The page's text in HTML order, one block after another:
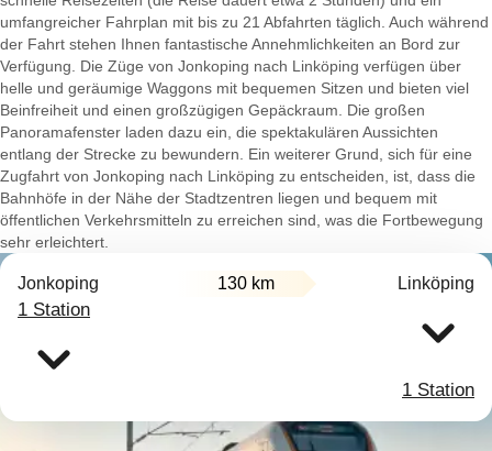
umfangreicher Fahrplan mit bis zu 21 Abfahrten täglich. Auch während
der Fahrt stehen Ihnen fantastische Annehmlichkeiten an Bord zur
Verfügung. Die Züge von Jonkoping nach Linköping verfügen über
helle und geräumige Waggons mit bequemen Sitzen und bieten viel
Beinfreiheit und einen großzügigen Gepäckraum. Die großen
Panoramafenster laden dazu ein, die spektakulären Aussichten
entlang der Strecke zu bewundern. Ein weiterer Grund, sich für eine
Zugfahrt von Jonkoping nach Linköping zu entscheiden, ist, dass die
Bahnhöfe in der Nähe der Stadtzentren liegen und bequem mit
öffentlichen Verkehrsmitteln zu erreichen sind, was die Fortbewegung
sehr erleichtert.
Jonkoping 130 km Linköping
1 Station
1 Station